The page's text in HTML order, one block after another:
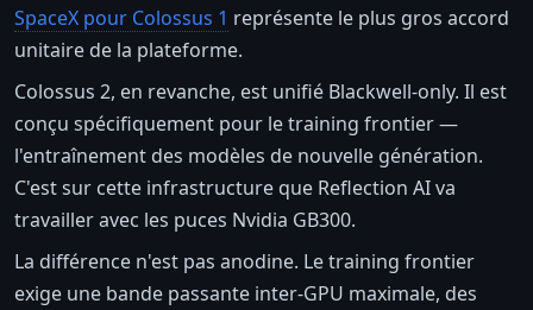
SpaceX pour Colossus 1 représente le plus gros accord
unitaire de la plateforme.
Colossus 2, en revanche, est unifié Blackwell-only. Il est
conçu spécifiquement pour le training frontier —
l'entraînement des modèles de nouvelle génération.
C'est sur cette infrastructure que Reflection AI va
travailler avec les puces Nvidia GB300.
La différence n'est pas anodine. Le training frontier
exige une bande passante inter-GPU maximale, des